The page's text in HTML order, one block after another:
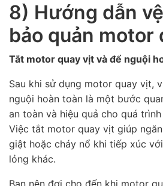
8) Hướng dẫn
bảo quản motor
Tắt motor quay vịt và để nguội
Sau khi sử dụng motor quay vịt,
nguội hoàn toàn là một bước
an toàn và hiệu quả cho quá
Việc tắt motor quay vịt giúp
giật hoặc cháy nổ khi tiếp xúc
lỏng khác.